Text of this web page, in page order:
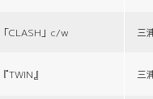
「CLASH」c/w 三
『TWIN』 三